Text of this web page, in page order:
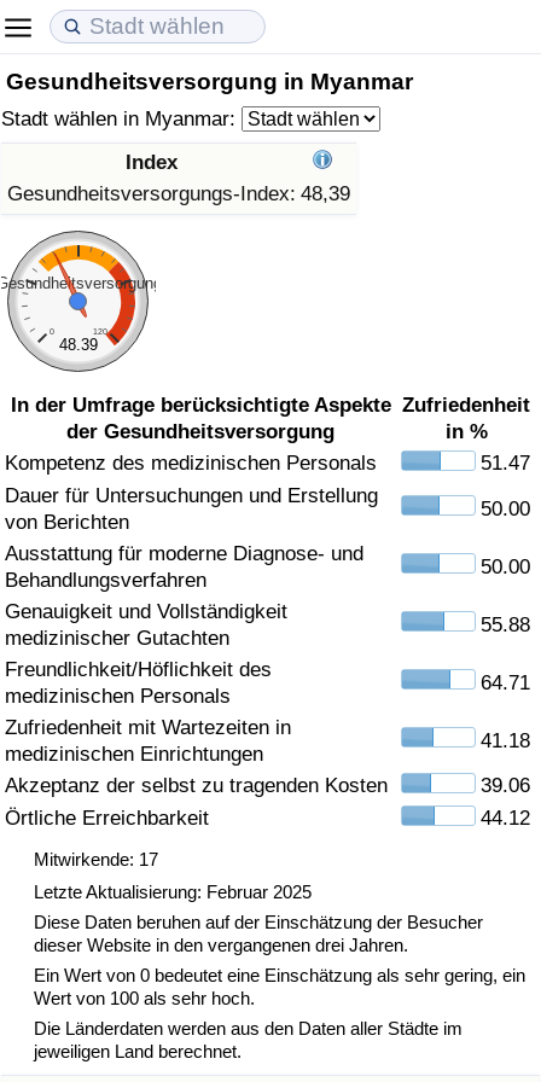
Gesundheitsversorgung in Myanmar
Stadt wählen in Myanmar:
Index
Gesundheitsversorgungs-Index: 48,39
0 120
48.39
In der Umfrage berücksichtigte Aspekte
der Gesundheitsversorgung
Zufriedenheit
in %
Kompetenz des medizinischen Personals
51.47
Dauer für Untersuchungen und Erstellung
von Berichten
50.00
Ausstattung für moderne Diagnose- und
Behandlungsverfahren
50.00
Genauigkeit und Vollständigkeit
medizinischer Gutachten
55.88
Freundlichkeit/Höflichkeit des
medizinischen Personals
64.71
Zufriedenheit mit Wartezeiten in
medizinischen Einrichtungen
41.18
Akzeptanz der selbst zu tragenden Kosten
39.06
Örtliche Erreichbarkeit
44.12
Mitwirkende: 17
Letzte Aktualisierung: Februar 2025
Diese Daten beruhen auf der Einschätzung der Besucher
dieser Website in den vergangenen drei Jahren.
Ein Wert von 0 bedeutet eine Einschätzung als sehr gering, ein
Wert von 100 als sehr hoch.
Die Länderdaten werden aus den Daten aller Städte im
jeweiligen Land berechnet.
Lebenshaltungskosten
Lebenshaltungskosten-Index (aktuell)
Lebenshaltungskosten-Index
Lebenshaltungskosten-Index nach Land
in Akaba
Immobilienpreise
Immobilienpreis-Index (aktuell)
Immobilienpreis-Index
Immobilienpreis-Index nach Land
Lebensqualität
Lebensqualität-Index
Lebensqualität-Index (aktuell)
Lebensqualitätsindex nach Land
Kriminalität
Kriminalitäts-Index (aktuell)
Kriminalitäts-Index
Kriminalitätsindex nach Land
Gesundheitsversorgung
Gesundheitsversorgungs-Index (aktuell)
Gesundheitsversorgungs-Index
Gesundheitsversorgungs-Index nach Land
Umweltverschmutzung
Umweltverschmutzungs-Index (aktuell)
Verschmutzungsindex
Verkehr